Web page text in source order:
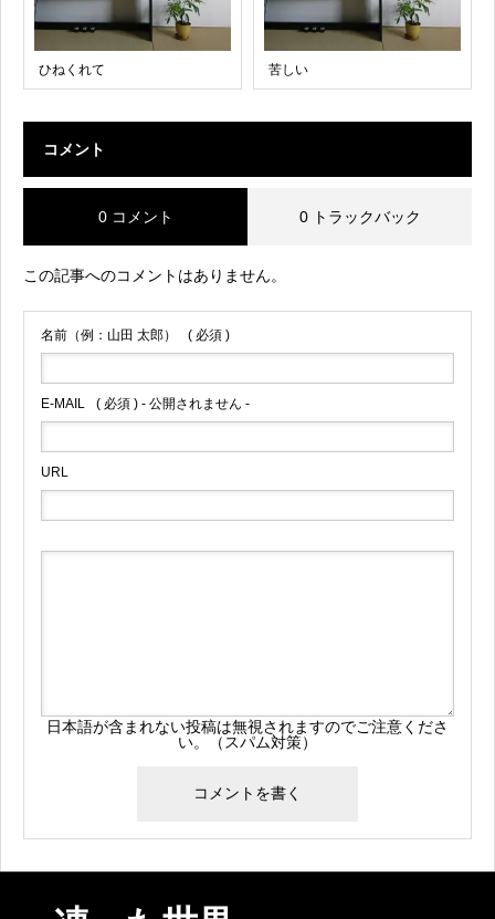
ひねくれて 苦しい
コメント
0 コメント 0 トラックバック
この記事へのコメントはありません。
名前（例：山田 太郎） ( 必須 )
E-MAIL ( 必須 ) - 公開されません -
URL
日本語が含まれない投稿は無視されますのでご注意くださ
い。（スパム対策）